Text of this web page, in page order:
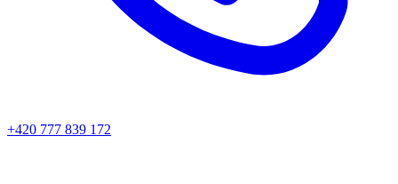
+420 777 839 172